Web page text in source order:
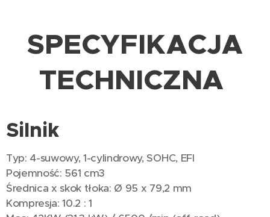
SPECYFIKACJA
TECHNICZNA
Silnik
Typ: 4-suwowy, 1-cylindrowy, SOHC, EFI
Pojemność: 561 cm3
Średnica x skok tłoka: Ø 95 x 79,2 mm
Kompresja: 10.2 : 1